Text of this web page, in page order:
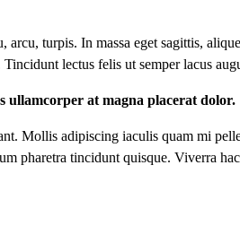
turpis. In massa eget sagittis,
lectus felis ut semper lacus
ullamcorper at magna placerat dolor.
Mollis adipiscing iaculis quam mi
pharetra tincidunt quisque. Viverra